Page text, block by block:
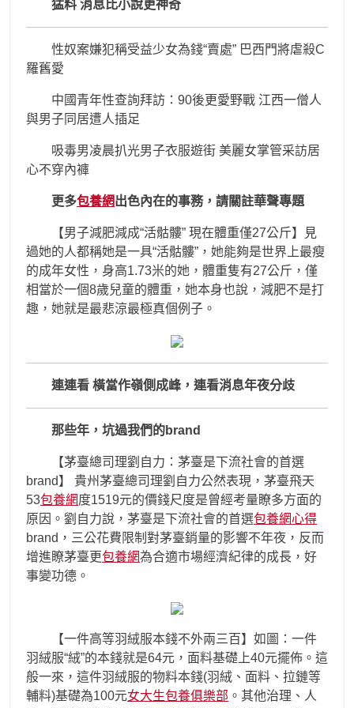
猛料 消息比小說更神奇
性奴案嫌犯稱受益少女為錢“賣處” 巴西門將虐殺C
羅舊愛
中國青年性查詢拜訪：90後更愛野戰 江西一僧人
與男子同居遭人插足
吸毒男凌晨扒光男子衣服遊街 美麗女掌管采訪居
心不穿內褲
更多包養網出色內在的事務，請關註華聲專題
【男子減肥減成“活骷髏” 現在體重僅27公斤】見
過她的人都稱她是一具“活骷髏”，她能夠是世界上最瘦
的成年女性，身高1.73米的她，體重隻有27公斤，僅
相當於一個8歲兒童的體重，她本身也說，減肥不是打
趣，她就是最悲涼最極真個例子。
連連看 橫當作嶺側成峰，連看消息年夜分歧
那些年，坑過我們的brand
【茅臺總司理劉自力：茅臺是下流社會的首選
brand】 貴州茅臺總司理劉自力公然表現，茅臺飛天
53包養網度1519元的價錢尺度是曾經考量瞭多方面的
原因。劉自力說，茅臺是下流社會的首選包養網心得
brand，三公花費限制對茅臺銷量的影響不年夜，反而
增進瞭茅臺更包養網為合適市場經濟紀律的成長，好
事變功德。
【一件高等羽絨服本錢不外兩三百】如圖：一件
羽絨服“絨”的本錢就是64元，面料基礎上40元擺佈。這
般一來，這件羽絨服的物料本錢(羽絨、面料、拉鏈等
輔料)基礎為100元女大生包養俱樂部 。其他治理、人